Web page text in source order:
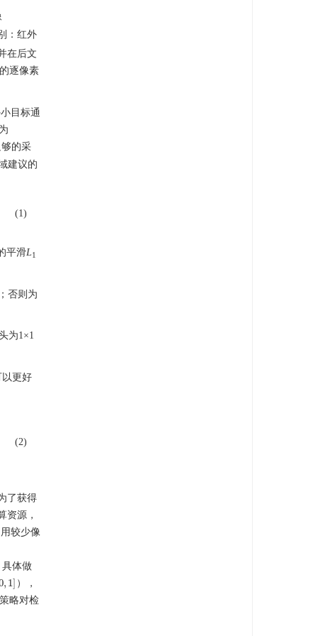
：红外
在后文
逐像素
目标通
的采
建议的
(1)
平滑L1
否则为
为1×1
更好
(2)
了获得
资源，
较少像
体做
, 1]
1 ]
），
略对检